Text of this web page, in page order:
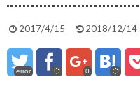
2017/4/15 2018/12/14
error 0
趣味とエンタメ
プログラミング